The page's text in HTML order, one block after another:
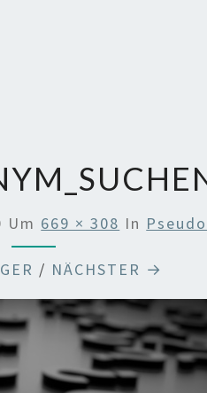
Um 669 × 308 In
/ NÄCHSTER →